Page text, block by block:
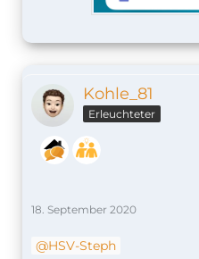
Kohle_81
Erleuchteter
18. September 2020
HSV-Steph